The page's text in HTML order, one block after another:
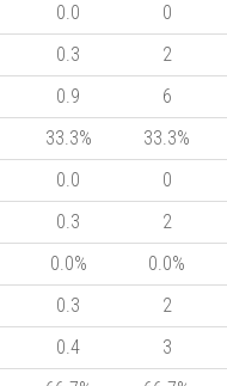
0.0
0
0.3
2
0.9
6
33.3%
33.3%
0.0
0
0.3
2
0.0%
0.0%
0.3
2
0.4
3